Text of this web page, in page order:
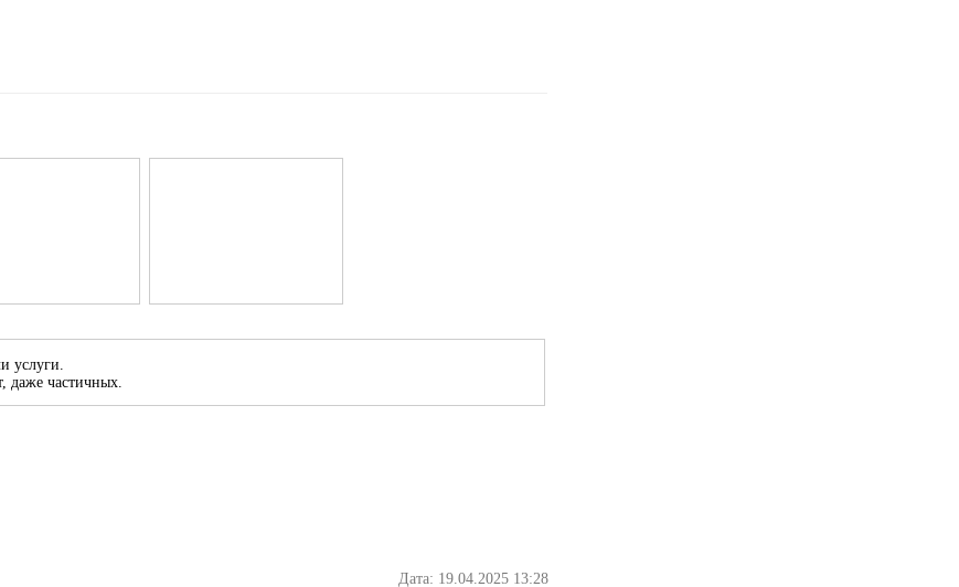
услуги.
даже частичных.
Дата: 19.04.2025 13:28